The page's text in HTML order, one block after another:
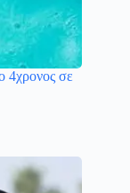
4χρονος σε